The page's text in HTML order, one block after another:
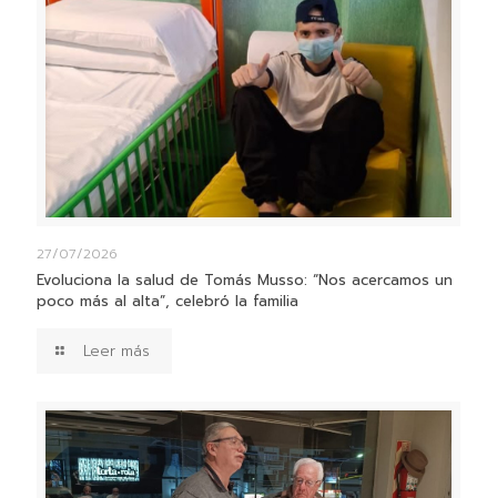
27/07/2026
Evoluciona la salud de Tomás Musso: “Nos acercamos un
poco más al alta”, celebró la familia
Leer más